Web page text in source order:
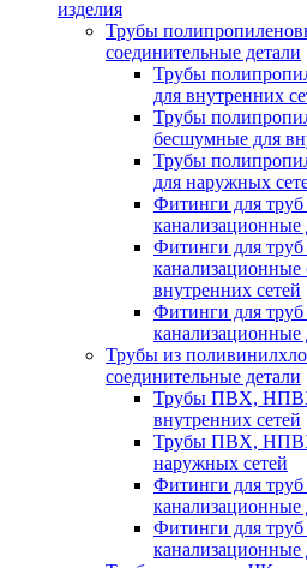
изделия
Трубы
соединительные детали
Трубы
для внутренних
Трубы
бесшумные для
Трубы
для наружных
Фитинги для
канализационные
Фитинги для
внутренних сетей
Фитинги для
канализационные
Трубы из
соединительные детали
Трубы ПВХ, НПВХ
внутренних сетей
Трубы ПВХ, НПВХ
наружных сетей
Фитинги для
канализационные
Фитинги для
канализационные